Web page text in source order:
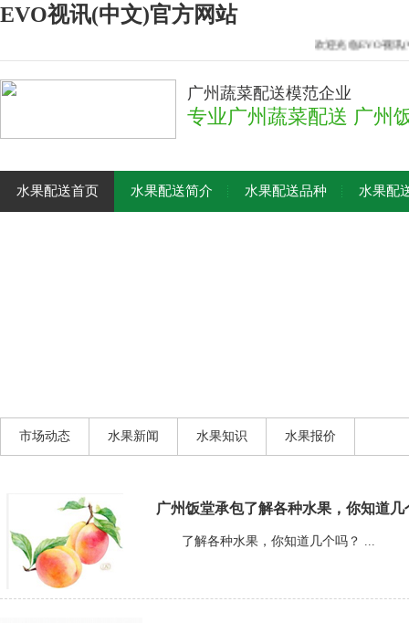
EVO视讯(中文)官方网站
欢迎光临EVO视讯(
广州蔬菜配送模范企业
专业广州蔬菜配送 广州
水果配送首页 水果配送简介 水果配送品种 水果配
市场动态 水果新闻 水果知识 水果报价
广州饭堂承包了解各种水果，你知道几
了解各种水果，你知道几个吗？ ...